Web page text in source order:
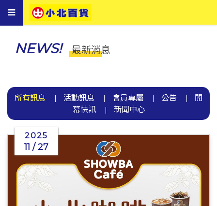
Toggle
navigation
NEWS! 最新消息
所有訊息 | 活動訊息 | 會員專屬 | 公告 |
開
幕快訊| 新聞中心
2025
11 / 27